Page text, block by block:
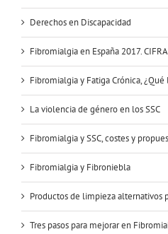
Derechos en Discapacidad
Fibromialgia en España 2017.
Fibromialgia y Fatiga Crónica, ¿Qué
La violencia de género en los SSC
Fibromialgia y SSC, costes y
Fibromialgia y Fibroniebla
Productos de limpieza alternativos
Tres pasos para mejorar en